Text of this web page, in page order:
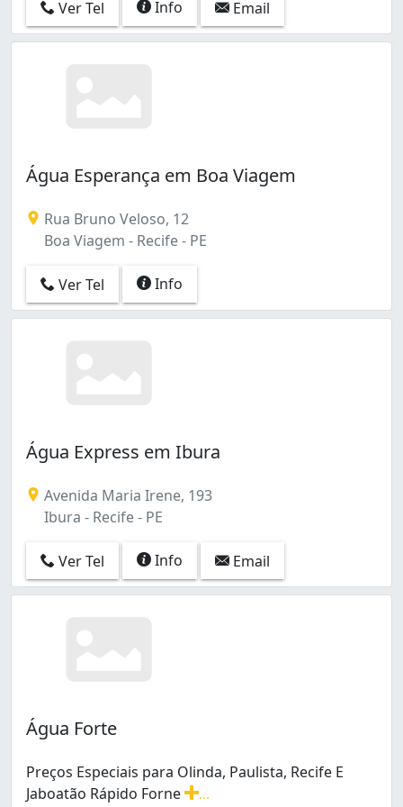
Ver Tel Info Email
Água Esperança em Boa Viagem
Rua Bruno Veloso, 12
Boa Viagem - Recife - PE
Ver Tel Info
Água Express em Ibura
Avenida Maria Irene, 193
Ibura - Recife - PE
Ver Tel Info Email
Água Forte
Preços Especiais para Olinda, Paulista, Recife E
Jaboatão Rápido Forne